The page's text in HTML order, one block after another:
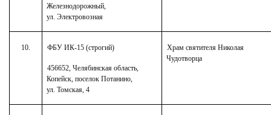
Железнодорожный,
ул. Электровозная
10. ФБУ ИК-15 (строгий)
456652, Челябинская область,
Копейск, поселок Потанино,
ул. Томская, 4
Храм святителя Николая
Чудотворца